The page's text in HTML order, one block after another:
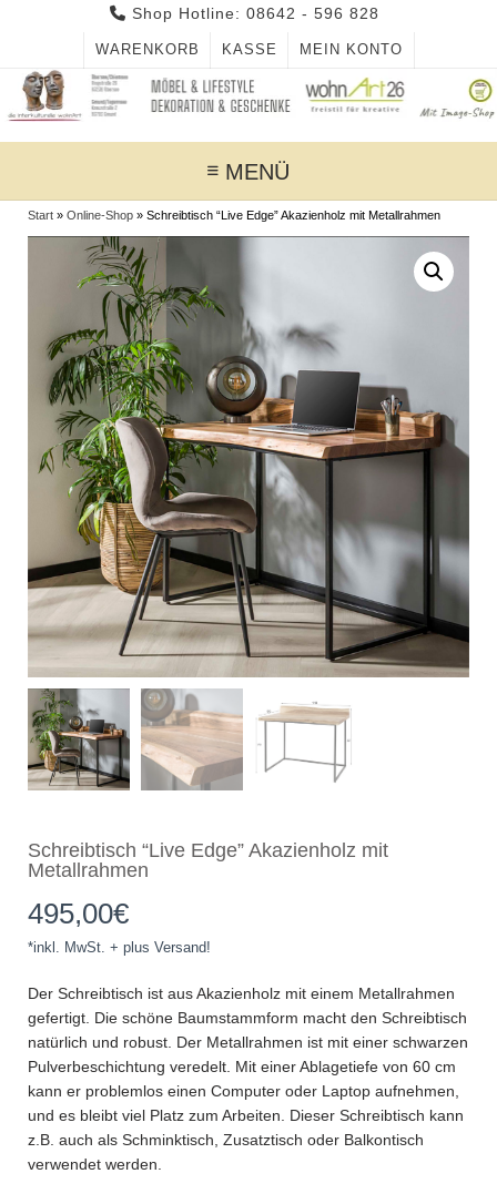
Shop Hotline: 08642 - 596 828
WARENKORB KASSE MEIN KONTO
MENÜ
Start » Online-Shop » Schreibtisch “Live Edge” Akazienholz mit Metallrahmen
Schreibtisch “Live Edge” Akazienholz mit
Metallrahmen
495,00€
*inkl. MwSt. + plus Versand!
Der Schreibtisch ist aus Akazienholz mit einem Metallrahmen
gefertigt. Die schöne Baumstammform macht den Schreibtisch
natürlich und robust. Der Metallrahmen ist mit einer schwarzen
Pulverbeschichtung veredelt. Mit einer Ablagetiefe von 60 cm
kann er problemlos einen Computer oder Laptop aufnehmen,
und es bleibt viel Platz zum Arbeiten. Dieser Schreibtisch kann
z.B. auch als Schminktisch, Zusatztisch oder Balkontisch
verwendet werden.